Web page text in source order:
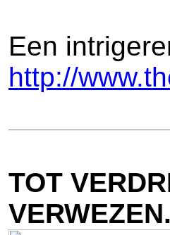
Een
http://
TOT